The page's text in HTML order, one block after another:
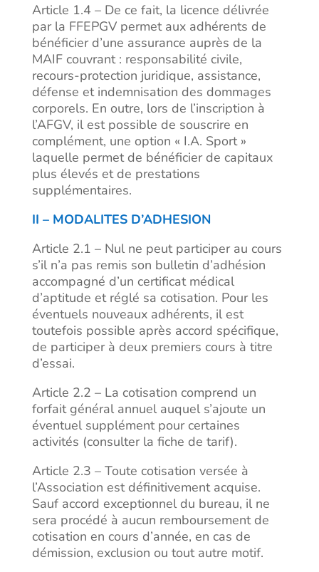
Article 1.4 – De ce fait, la licence délivrée
par la FFEPGV permet aux adhérents de
bénéficier d’une assurance auprès de la
MAIF couvrant : responsabilité civile,
recours-protection juridique, assistance,
défense et indemnisation des dommages
corporels. En outre, lors de l’inscription à
l’AFGV, il est possible de souscrire en
complément, une option « I.A. Sport »
laquelle permet de bénéficier de capitaux
plus élevés et de prestations
supplémentaires.
II – MODALITES D’ADHESION
Article 2.1 – Nul ne peut participer au cours
s’il n’a pas remis son bulletin d’adhésion
accompagné d’un certificat médical
d’aptitude et réglé sa cotisation. Pour les
éventuels nouveaux adhérents, il est
toutefois possible après accord spécifique,
de participer à deux premiers cours à titre
d’essai.
Article 2.2 – La cotisation comprend un
forfait général annuel auquel s’ajoute un
éventuel supplément pour certaines
activités (consulter la fiche de tarif).
Article 2.3 – Toute cotisation versée à
l’Association est définitivement acquise.
Sauf accord exceptionnel du bureau, il ne
sera procédé à aucun remboursement de
cotisation en cours d’année, en cas de
démission, exclusion ou tout autre motif.